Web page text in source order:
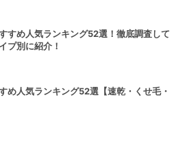
すめ人気ランキング52選！徹底調査して
プ別に紹介！
め人気ランキング52選【速乾・くせ毛・